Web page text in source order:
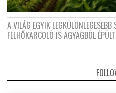
A VILÁG EGYIK
FELHŐKARCOLÓ IS AGYAGBÓL ÉPÜLT